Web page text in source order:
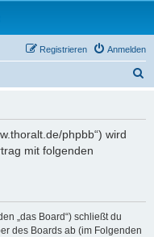
Anmelden
Registrieren
phpbb“) wird
mit folgenden
„das Board“) schließt du
des Boards ab (im Folgenden